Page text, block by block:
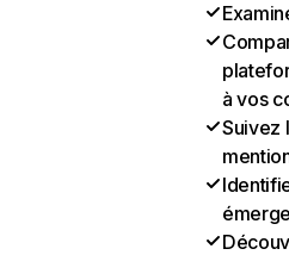
à vos
Suivez